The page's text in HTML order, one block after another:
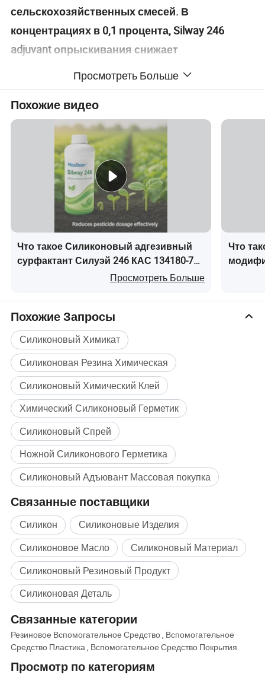
сельскохозяйственных смесей. В
концентрациях в 0,1 процента, Silway 246
adjuvant опрыскивания снижает
которая производит очень быстрой
увлажняющее и распространения на На
влажной поверхности, такие как вакси
Silway 246 имеют четыре основные
характеристики ниже.
- Отличная производительность
- Хорошо проникают в производительности
--Olny силиконовый defoamer adjuvant имеют
--Выдающуюся производительность Memory
Stick™.
С помощью этих выдающихся результатов
работы,Silway 246 широко используется и
признается в agroculture adjuvant.
Название продукта
Силиконовый сельского хозяйства поверхностно-активные вещества силиконовый спрей
adjuvant бака добавки polyether trisiloxane заслонки смешения воздушных потоков
натяжение:(0,1%wt)
20.5
Внешний вид
Плотность (25°C)
Вязкостью при низких
температурах (25°C)
Точка
помутнения(1%Wt
<10°C
Функции
Распространения и смачивающее вещество неионные поверхностно-активные
силиконового герметика поверхностно-активные вещества envirmental дружественных
Превосходство
Крайне низкого расхода пены Super распространения и проникают в менее использование
Просмотреть Больше
Похожие видео
Что такое Силиконовый адгезивный
сурфактант Силуэй 246 КАС 134180-76-
0 для гербицида фунгицида спрей
Просмотреть Больше
Что
Похожие Запросы
Силиконовый Химикат
Силиконовая Резина Химическая
Силиконовый Химический Клей
Химический Силиконовый Герметик
Силиконовый Спрей
Ножной Силиконового Герметика
Силиконовый Адъювант Массовая покупка
Связанные поставщики
Силикон
Силиконовые Изделия
Силиконовое Масло
Силиконовый Материал
Силиконовый Резиновый Продукт
Силиконовая Деталь
Связанные категории
Резиновое Вспомогательное Средство Вспомогательное
Средство Пластика Вспомогательное Средство Покрытия
Просмотр по категориям